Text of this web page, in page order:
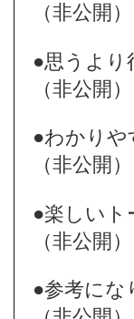
（非公開）
●思うより
（非公開）
●わかりや
（非公開）
●楽しいト
（非公開）
●参考にな